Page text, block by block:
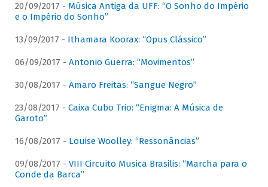
20/09/2017 - Música Antiga da UFF: “O Sonho do Império
e o Império do Sonho”
13/09/2017 - Ithamara Koorax: “Opus Clássico”
06/09/2017 - Antonio Guerra: “Movimentos”
30/08/2017 - Amaro Freitas: “Sangue Negro”
23/08/2017 - Caixa Cubo Trio: “Enigma: A Música de
Garoto”
16/08/2017 - Louise Woolley: “Ressonâncias”
09/08/2017 - VIII Circuito Musica Brasilis: “Marcha para o
Conde da Barca”